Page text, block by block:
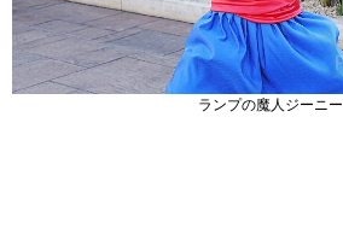
ランプの魔人ジーニー